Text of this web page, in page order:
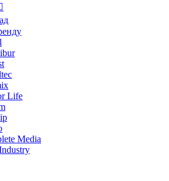
Life
Media